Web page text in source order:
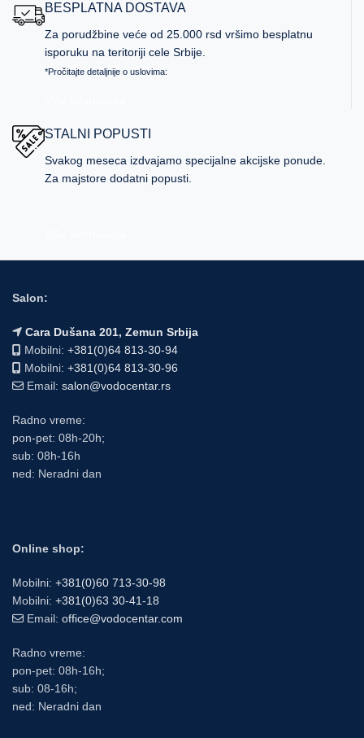
BESPLATNA DOSTAVA
Za porudžbine veće od 25.000 rsd vršimo besplatnu
isporuku na teritoriji cele Srbije.
*Pročitajte detaljnije o uslovima:
STALNI POPUSTI
Svakog meseca izdvajamo specijalne akcijske ponude.
Za majstore dodatni popusti.
Salon:
Cara Dušana 201, Zemun Srbija
Mobilni: +381(0)64 813-30-94
Mobilni: +381(0)64 813-30-96
Email: salon@vodocentar.rs
Radno vreme:
pon-pet: 08h-20h;
sub: 08h-16h
ned: Neradni dan
Online shop:
Mobilni: +381(0)60 713-30-98
Mobilni: +381(0)63 30-41-18
Email: office@vodocentar.com
Radno vreme:
pon-pet: 08h-16h;
sub: 08-16h;
ned: Neradni dan